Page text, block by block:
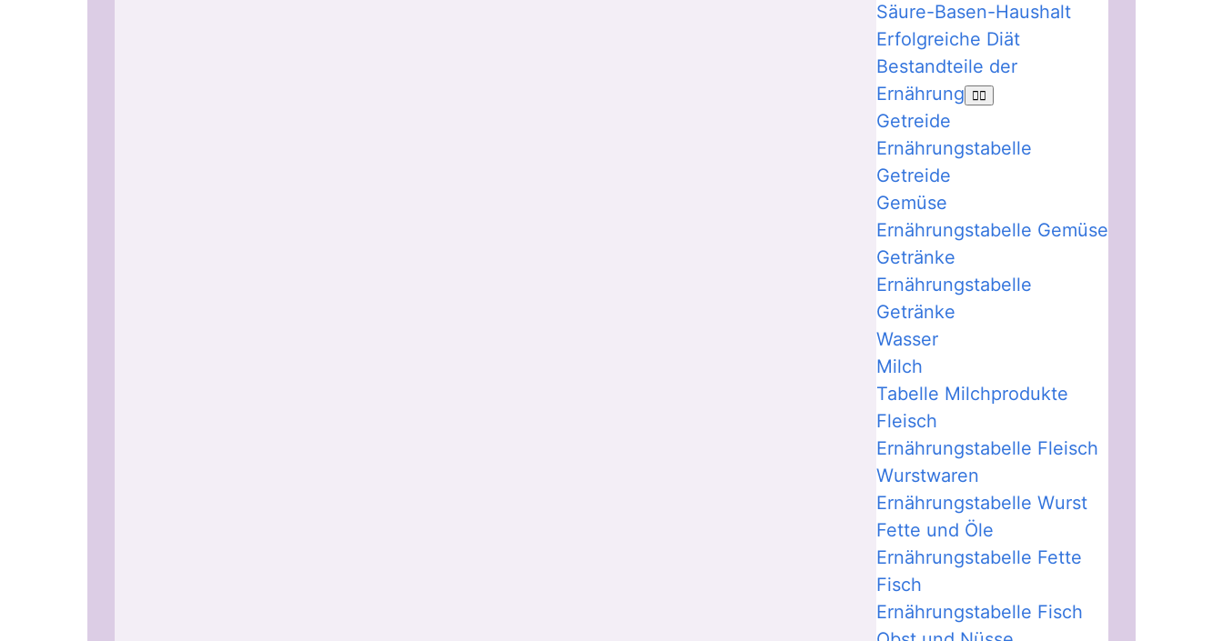
Säure-Basen-Haushalt
Erfolgreiche Diät
Bestandteile der
Ernährung
Getreide
Ernährungstabelle
Getreide
Gemüse
Ernährungstabelle Gemüse
Getränke
Ernährungstabelle
Getränke
Wasser
Milch
Tabelle Milchprodukte
Fleisch
Ernährungstabelle Fleisch
Wurstwaren
Ernährungstabelle Wurst
Fette und Öle
Ernährungstabelle Fette
Fisch
Ernährungstabelle Fisch